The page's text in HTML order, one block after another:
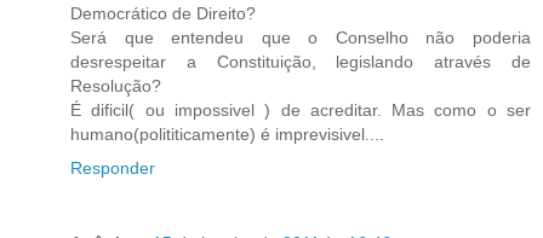
Democrático de Direito?
Será que entendeu que o Conselho não poderia
desrespeitar a Constituição, legislando através de
Resolução?
É dificil( ou impossivel ) de acreditar. Mas como o ser
humano(polititicamente) é imprevisivel....
Responder